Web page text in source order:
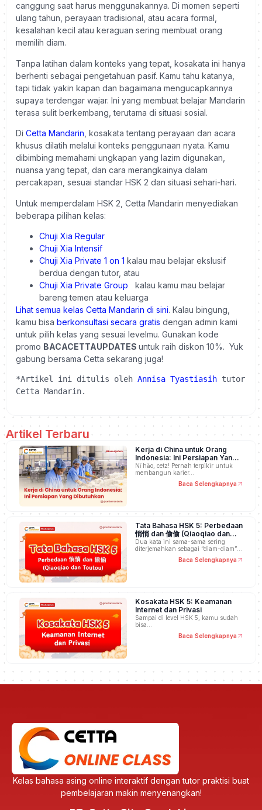
canggung saat harus menggunakannya. Di momen seperti
ulang tahun, perayaan tradisional, atau acara formal,
kesalahan kecil atau keraguan sering membuat orang
memilih diam.
Tanpa latihan dalam konteks yang tepat, kosakata ini hanya
berhenti sebagai pengetahuan pasif. Kamu tahu katanya,
tapi tidak yakin kapan dan bagaimana mengucapkannya
supaya terdengar wajar. Ini yang membuat belajar Mandarin
terasa sulit berkembang, terutama di situasi sosial.
Di Cetta Mandarin , kosakata tentang perayaan dan acara
khusus dilatih melalui konteks penggunaan nyata. Kamu
dibimbing memahami ungkapan yang lazim digunakan,
nuansa yang tepat, dan cara merangkainya dalam
percakapan, sesuai standar HSK 2 dan situasi sehari-hari.
Untuk memperdalam HSK 2, Cetta Mandarin menyediakan
beberapa pilihan kelas:
Chuji Xia Regular
Chuji Xia Intensif
Chuji Xia Private 1 on 1 kalau mau belajar ekslusif
berdua dengan tutor, atau
Chuji Xia Private Group
kalau kamu mau belajar
bareng temen atau keluarga
Lihat semua kelas Cetta Mandarin di sini. Kalau bingung,
kamu bisa berkonsultasi secara gratis dengan admin kami
untuk pilih kelas yang sesuai levelmu. Gunakan kode
promo BACACETTAUPDATES untuk raih diskon 10%. Yuk
gabung bersama Cetta sekarang juga!
*Artikel ini ditulis oleh Annisa Tyastiasih tutor
Cetta Mandarin.
Artikel Terbaru
Kerja di China untuk Orang
Indonesia: Ini Persiapan Yang
Dibutuhkan
Nǐ hǎo, cetz! Pernah terpikir untuk
membangun karier…
Baca Selengkapnya
Tata Bahasa HSK 5: Perbedaan
悄悄 dan 偷偷 (Qiaoqiao dan
Toutou)
Dua kata ini sama-sama sering
diterjemahkan sebagai “diam-diam”,
Baca Selengkapnya
Kosakata HSK 5: Keamanan
Internet dan Privasi
Sampai di level HSK 5, kamu sudah
bisa…
Baca Selengkapnya
Kelas bahasa asing online interaktif dengan tutor praktisi buat
pembelajaran makin menyenangkan!